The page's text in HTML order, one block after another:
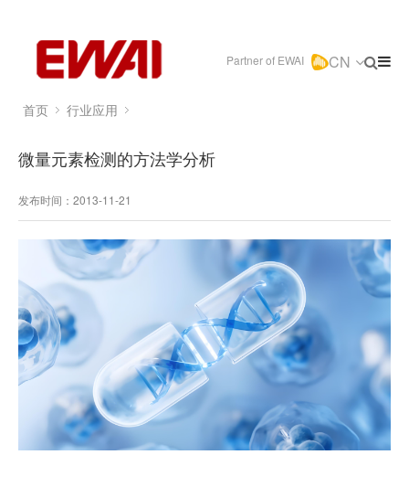
Partner of EWAI CN
首页 行业应用
微量元素检测的方法学分析
发布时间：2013-11-21